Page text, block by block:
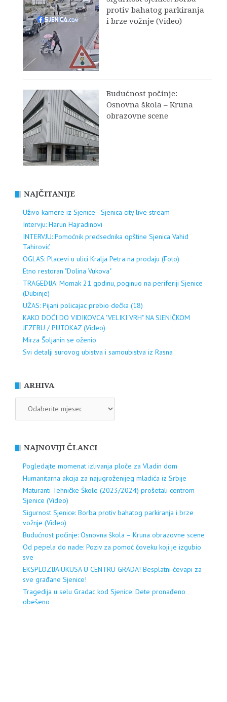
protiv bahatog parkiranja
i brze vožnje (Video)
Budućnost počinje:
Osnovna škola – Kruna
obrazovne scene
NAJČITANIJE
Uživo kamere iz Sjenice - Sjenica city live stream
Intervju: Harun Hajradinovi
INTERVJU: Pomoćnik predsednika opštine Sjenica Vahid
Tahirović
OGLAS: Placevi u ulici Kralja Petra na prodaju (Foto)
Etno restoran "Dolina Vukova"
TRAGEDIJA: Momak 21 godinu, poginuo na periferiji Sjenice
(Dubinje)
UŽAS: Pijani policajac prebio dečka (18)
KAKO DOĆI DO VIDIKOVCA "VELIKI VRH" NA SJENIČKOM
JEZERU / PUTOKAZ (Video)
Mirza Šoljanin se oženio
Svi detalji surovog ubistva i samoubistva iz Rasna
ARHIVA
NAJNOVIJI ČLANCI
Pogledajte momenat izlivanja ploče za Vladin dom
Humanitarna akcija za najugroženijeg mladića iz Srbije
Maturanti Tehničke Škole (2023/2024) prošetali centrom
Sjenice (Video)
Sigurnost Sjenice: Borba protiv bahatog parkiranja i brze
vožnje (Video)
Budućnost počinje: Osnovna škola – Kruna obrazovne scene
Od pepela do nade: Poziv za pomoć čoveku koji je izgubio
sve
EKSPLOZIJA UKUSA U CENTRU GRADA! Besplatni ćevapi za
sve građane Sjenice!
Tragedija u selu Gradac kod Sjenice: Dete pronađeno
obešeno